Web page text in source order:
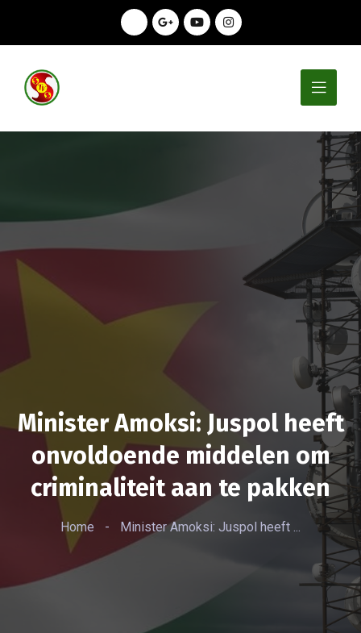
Minister Amoksi: Juspol heeft
onvoldoende middelen om
criminaliteit aan te pakken
Home - Minister Amoksi: Juspol heeft ...